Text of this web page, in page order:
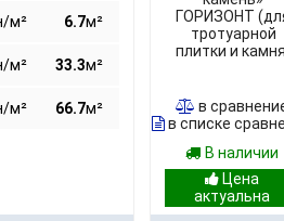
м² 6.7м²
м² 33.3м²
м² 66.7м²
в
в списке
В наличии